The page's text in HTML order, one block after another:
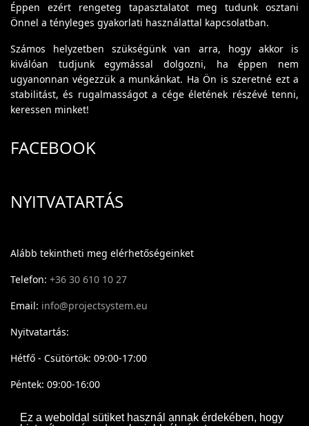
Ez a weboldal sütiket használ annak érdekében, hogy
Éppen ezért rengeteg tapasztalatot meg tudunk osztani
Önnel a tényleges gyakorlati használattal kapcsolatban.
Számos helyzetben szükségünk van arra, hogy akkor is
kiválóan tudjunk egymással dolgozni, ha éppen nem
ugyanonnan végezzük a munkánkat. Ha Ön is szeretné ezt a
stabilitást, és rugalmasságot a cége életének részévé tenni,
keressen minket!
FACEBOOK
NYITVATARTÁS
Alább tekintheti meg elérhetőségeinket
Telefon: +36 30 610 10 27
Email: info@projectsystem.eu
Nyitvatartás:
Hétfő - Csütörtök: 09:00-17:00
Péntek: 09:00-16:00